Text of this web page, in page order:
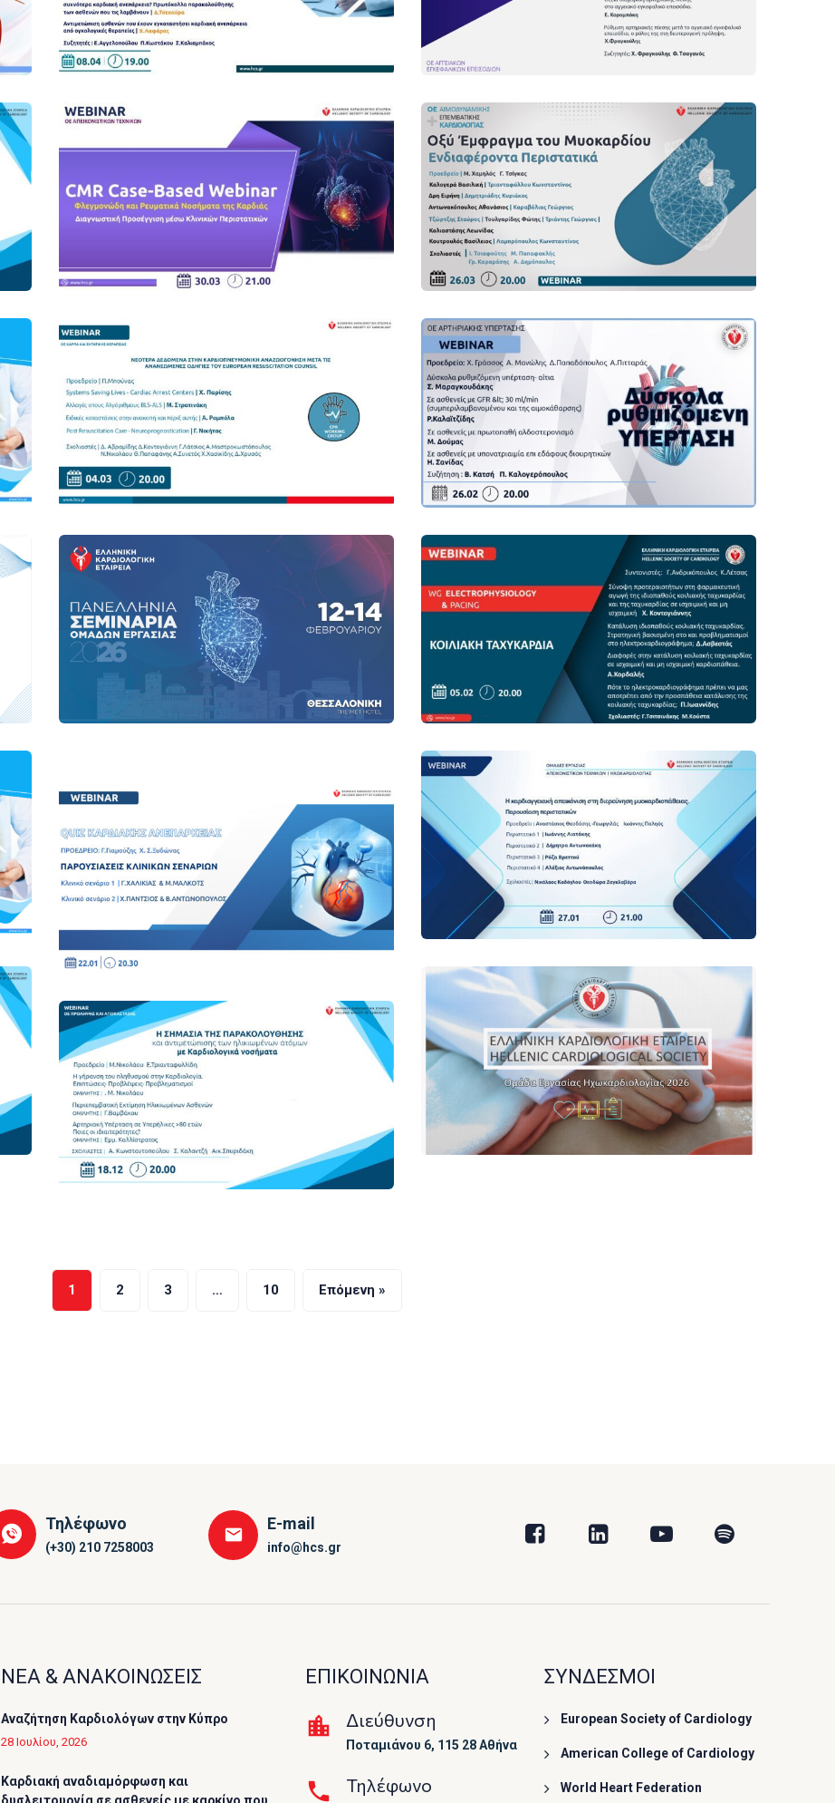
1 2 3 … 10 Επόμενη »
Τηλέφωνο
(+30) 210 7258003
E-mail
info@hcs.gr
ΝΕΑ & ΑΝΑΚΟΙΝΩΣΕΙΣ
Αναζήτηση Καρδιολόγων στην Κύπρο
28 Ιουλίου, 2026
Καρδιακή αναδιαμόρφωση και
ΕΠΙΚΟΙΝΩΝΙΑ
Διεύθυνση
Ποταμιάνου 6, 115 28 Αθήνα
Τηλέφωνο
ΣΥΝΔΕΣΜΟΙ
European Society of Cardiology
American College of Cardiology
World Heart Federation